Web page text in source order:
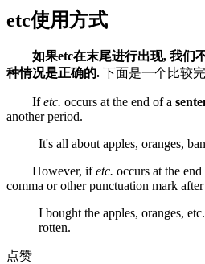
etc使用方式
如果etc在末尾进行出现, 我们
种情况是正确的.
下面是一个比较
Ifetc. occurs at the end of a
another period.
It's all about apples, oranges,
However, ifetc. occurs at the end
comma or other punctuation mark
I bought the apples, oranges,
rotten.
点赞